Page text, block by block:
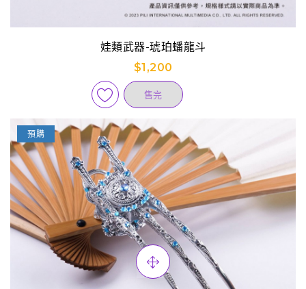
娃類武器-琥珀蟠龍斗
$1,200
售完
預購